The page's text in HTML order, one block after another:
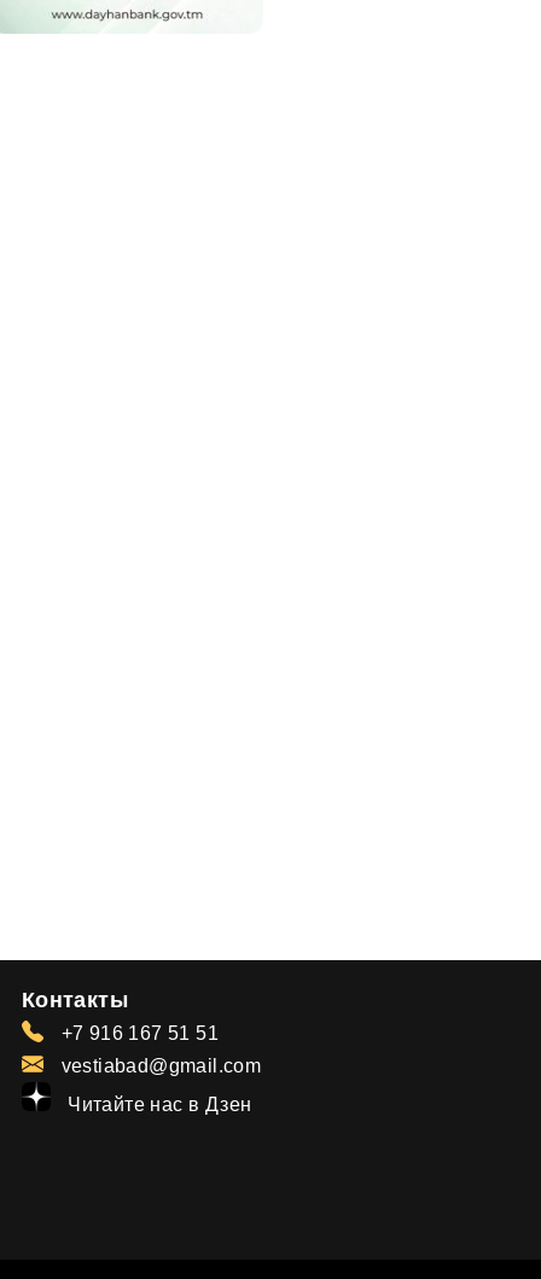
Контакты
+7 916 167 51 51
vestiabad@gmail.com
Читайте нас в Дзен